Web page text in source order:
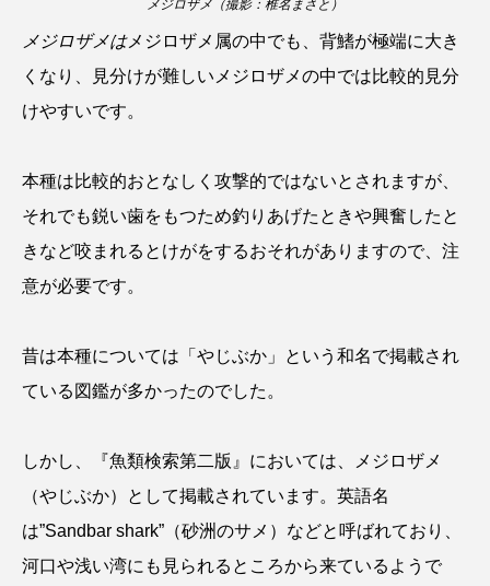
メジロザメ（撮影：椎名まさと）
メジロザメはメジロザメ属の中でも、背鰭が極端に大き
くなり、見分けが難しいメジロザメの中では比較的見分
けやすいです。
本種は比較的おとなしく攻撃的ではないとされますが、
それでも鋭い歯をもつため釣りあげたときや興奮したと
きなど咬まれるとけがをするおそれがありますので、注
意が必要です。
昔は本種については「やじぶか」という和名で掲載され
ている図鑑が多かったのでした。
しかし、『魚類検索第二版』においては、メジロザメ
（やじぶか）として掲載されています。英語名
は”Sandbar shark”（砂洲のサメ）などと呼ばれており、
河口や浅い湾にも見られるところから来ているようで